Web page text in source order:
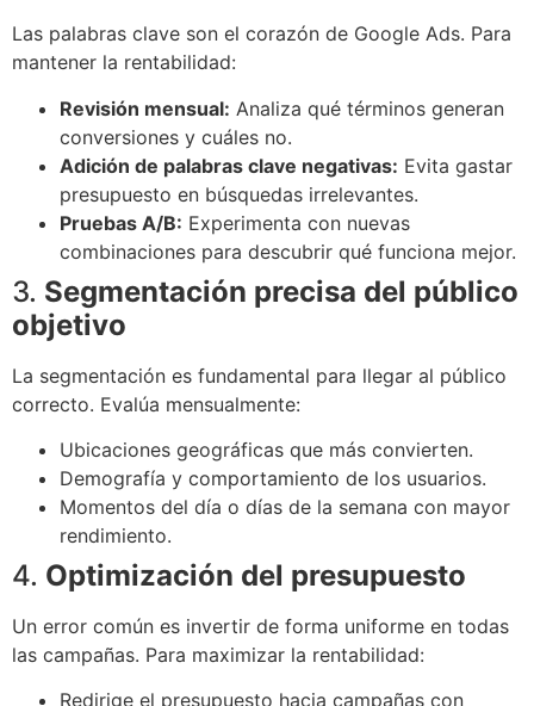
Las palabras clave son el corazón de Google Ads. Para
mantener la rentabilidad:
Revisión mensual: Analiza qué términos generan
conversiones y cuáles no.
Adición de palabras clave negativas: Evita gastar
presupuesto en búsquedas irrelevantes.
Pruebas A/B: Experimenta con nuevas
combinaciones para descubrir qué funciona mejor.
3. Segmentación precisa del público
objetivo
La segmentación es fundamental para llegar al público
correcto. Evalúa mensualmente:
Ubicaciones geográficas que más convierten.
Demografía y comportamiento de los usuarios.
Momentos del día o días de la semana con mayor
rendimiento.
4. Optimización del presupuesto
Un error común es invertir de forma uniforme en todas
las campañas. Para maximizar la rentabilidad:
Redirige el presupuesto hacia campañas con